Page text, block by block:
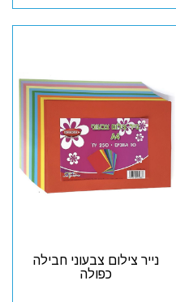
נייר צילום צבעוני חבילה
כפולה